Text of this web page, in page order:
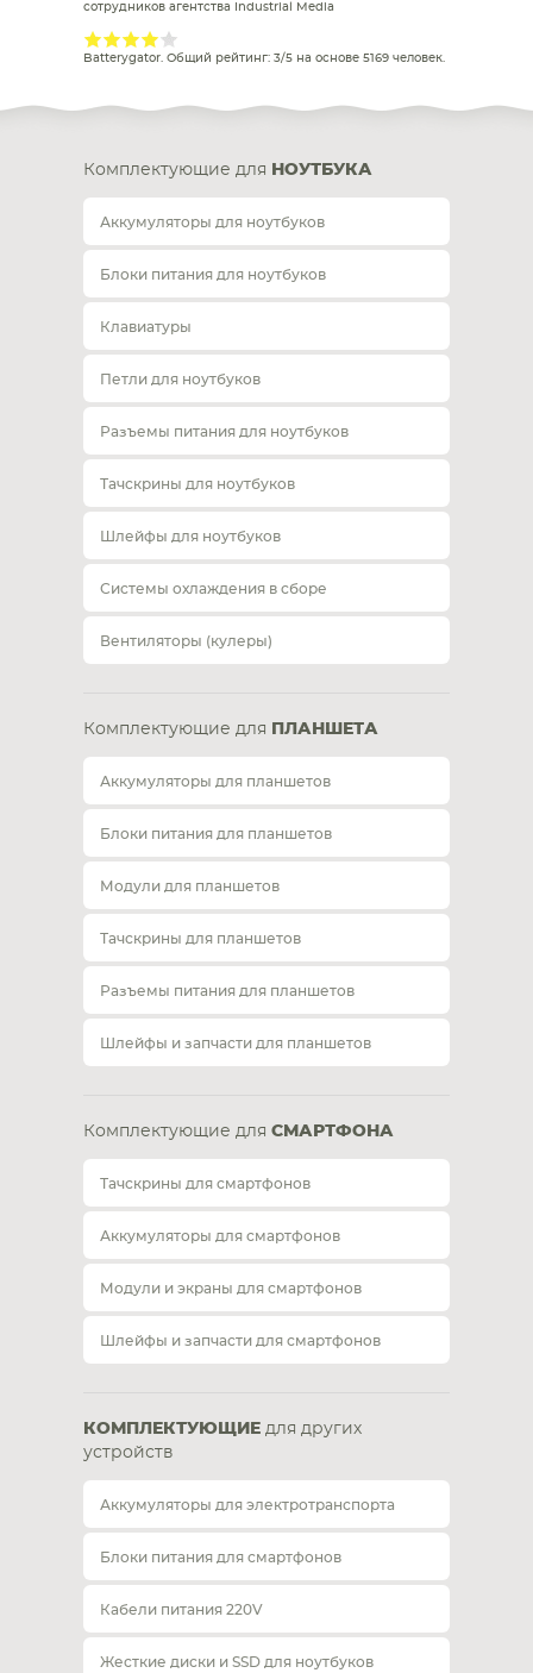
сотрудников агентства Industrial Media
Batterygator. Общий рейтинг: 3/5 на основе 5169 человек.
Комплектующие для НОУТБУКА
Аккумуляторы для ноутбуков
Блоки питания для ноутбуков
Клавиатуры
Петли для ноутбуков
Разъемы питания для ноутбуков
Тачскрины для ноутбуков
Шлейфы для ноутбуков
Системы охлаждения в сборе
Вентиляторы (кулеры)
Комплектующие для ПЛАНШЕТА
Аккумуляторы для планшетов
Блоки питания для планшетов
Модули для планшетов
Тачскрины для планшетов
Разъемы питания для планшетов
Шлейфы и запчасти для планшетов
Комплектующие для СМАРТФОНА
Тачскрины для смартфонов
Аккумуляторы для смартфонов
Модули и экраны для смартфонов
Шлейфы и запчасти для смартфонов
КОМПЛЕКТУЮЩИЕ для других
устройств
Аккумуляторы для электротранспорта
Блоки питания для смартфонов
Кабели питания 220V
Жесткие диски и SSD для ноутбуков